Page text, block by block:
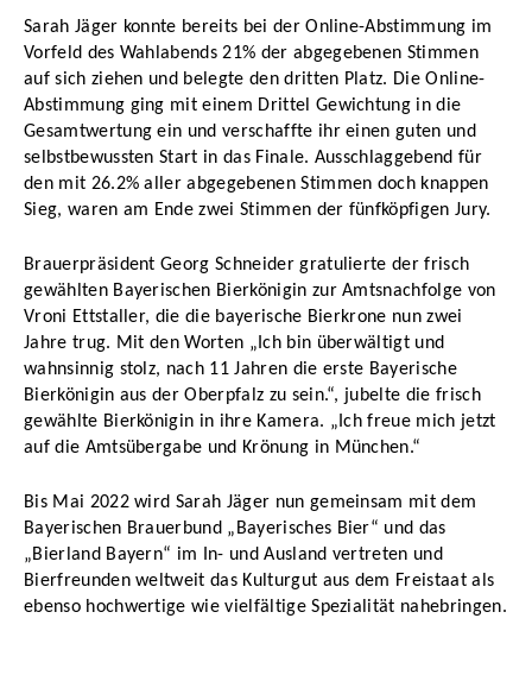
Sarah Jäger konnte bereits bei der Online-Abstimmung im
Vorfeld des Wahlabends 21% der abgegebenen Stimmen
auf sich ziehen und belegte den dritten Platz. Die Online-
Abstimmung ging mit einem Drittel Gewichtung in die
Gesamtwertung ein und verschaffte ihr einen guten und
selbstbewussten Start in das Finale. Ausschlaggebend für
den mit 26.2% aller abgegebenen Stimmen doch knappen
Sieg, waren am Ende zwei Stimmen der fünfköpfigen Jury.
Brauerpräsident Georg Schneider gratulierte der frisch
gewählten Bayerischen Bierkönigin zur Amtsnachfolge von
Vroni Ettstaller, die die bayerische Bierkrone nun zwei
Jahre trug. Mit den Worten „Ich bin überwältigt und
wahnsinnig stolz, nach 11 Jahren die erste Bayerische
Bierkönigin aus der Oberpfalz zu sein.“, jubelte die frisch
gewählte Bierkönigin in ihre Kamera. „Ich freue mich jetzt
auf die Amtsübergabe und Krönung in München.“
Bis Mai 2022 wird Sarah Jäger nun gemeinsam mit dem
Bayerischen Brauerbund „Bayerisches Bier“ und das
„Bierland Bayern“ im In- und Ausland vertreten und
Bierfreunden weltweit das Kulturgut aus dem Freistaat als
ebenso hochwertige wie vielfältige Spezialität nahebringen.